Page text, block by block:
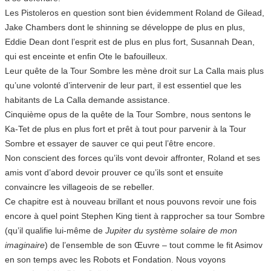
Les Pistoleros en question sont bien évidemment Roland de Gilead,
Jake Chambers dont le shinning se développe de plus en plus,
Eddie Dean dont l’esprit est de plus en plus fort, Susannah Dean,
qui est enceinte et enfin Ote le bafouilleux.
Leur quête de la Tour Sombre les mène droit sur La Calla mais plus
qu’une volonté d’intervenir de leur part, il est essentiel que les
habitants de La Calla demande assistance.
Cinquième opus de la quête de la Tour Sombre, nous sentons le
Ka-Tet de plus en plus fort et prêt à tout pour parvenir à la Tour
Sombre et essayer de sauver ce qui peut l’être encore.
Non conscient des forces qu’ils vont devoir affronter, Roland et ses
amis vont d’abord devoir prouver ce qu’ils sont et ensuite
convaincre les villageois de se rebeller.
Ce chapitre est à nouveau brillant et nous pouvons revoir une fois
encore à quel point Stephen King tient à rapprocher sa tour Sombre
(qu’il qualifie lui-même de Jupiter du système solaire de mon
imaginaire) de l’ensemble de son Œuvre – tout comme le fit Asimov
en son temps avec les Robots et Fondation. Nous voyons